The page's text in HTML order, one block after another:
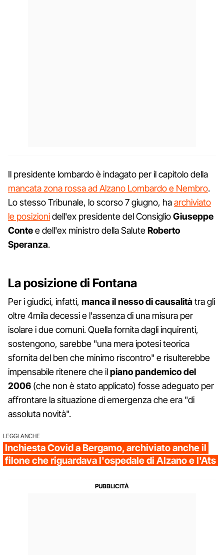
Il presidente lombardo è indagato per il capitolo della
mancata zona rossa ad Alzano Lombardo e Nembro.
Lo stesso Tribunale, lo scorso 7 giugno, haarchiviato
le posizionidell'ex presidente del ConsiglioGiuseppe
Contee dell'ex ministro della SaluteRoberto
Speranza.
La posizione di Fontana
Per i giudici, infatti, manca il nesso di causalitàtra gli
oltre 4mila decessi e l'assenza di una misura per
isolare i due comuni. Quella fornita dagli inquirenti,
sostengono, sarebbe "una mera ipotesi teorica
sfornita del ben che minimo riscontro" e risulterebbe
impensabile ritenere che ilpiano pandemico del
2006 (che non è stato applicato) fosse adeguato per
affrontare la situazione di emergenza che era "di
assoluta novità".
LEGGI ANCHE
Inchiesta Covid a Bergamo, archiviato anche il
filone che riguardava l'ospedale di Alzano e l'Ats